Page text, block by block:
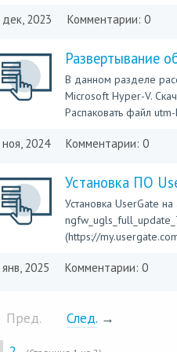
дек, 2023 Комментарии: 0
Развертывание
В данном разделе
Microsoft Hyper-V.
Распаковать файл
2024 Комментарии: 0
Установка ПО
​Установка UserGate
(https://
2025 Комментарии: 0
Пред. След.→